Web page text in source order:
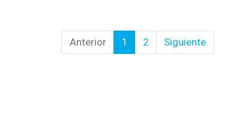
Anterior 1 2 Siguiente